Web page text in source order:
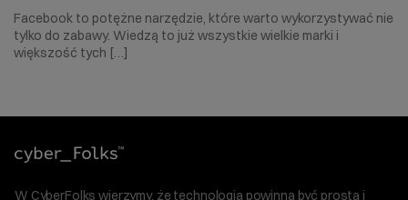
Facebook to potężne narzędzie, które warto wykorzystywać nie
tylko do zabawy. Wiedzą to już wszystkie wielkie marki i
większość tych […]
W CyberFolks wierzymy, że technologia powinna być prosta i